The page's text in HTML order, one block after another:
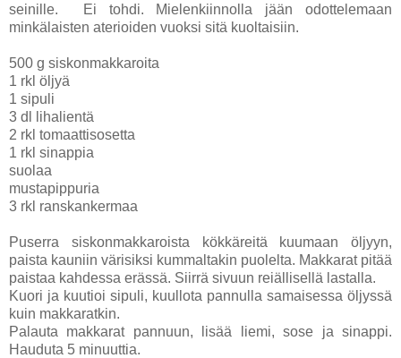
seinille. Ei tohdi. Mielenkiinnolla jään odottelemaan
minkälaisten aterioiden vuoksi sitä kuoltaisiin.
500 g siskonmakkaroita
1 rkl öljyä
1 sipuli
3 dl lihalientä
2 rkl tomaattisosetta
1 rkl sinappia
suolaa
mustapippuria
3 rkl ranskankermaa
Puserra siskonmakkaroista kökkäreitä kuumaan öljyyn,
paista kauniin värisiksi kummaltakin puolelta. Makkarat pitää
paistaa kahdessa erässä. Siirrä sivuun reiällisellä lastalla.
Kuori ja kuutioi sipuli, kuullota pannulla samaisessa öljyssä
kuin makkaratkin.
Palauta makkarat pannuun, lisää liemi, sose ja sinappi.
Hauduta 5 minuuttia.